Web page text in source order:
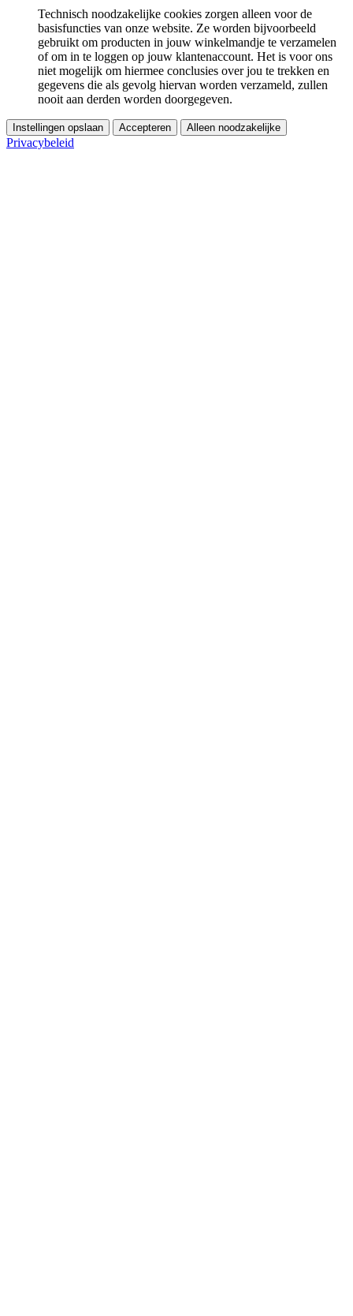
Technisch noodzakelijke cookies zorgen alleen voor de
basisfuncties van onze website. Ze worden bijvoorbeeld
gebruikt om producten in jouw winkelmandje te verzamelen
of om in te loggen op jouw klantenaccount. Het is voor ons
niet mogelijk om hiermee conclusies over jou te trekken en
gegevens die als gevolg hiervan worden verzameld, zullen
nooit aan derden worden doorgegeven.
Instellingen opslaan Accepteren Alleen noodzakelijke
Privacybeleid